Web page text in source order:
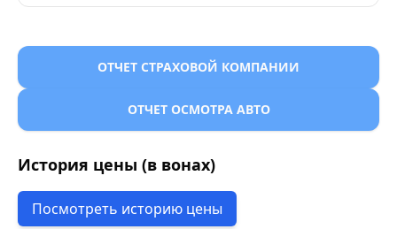
ОТЧЕТ СТРАХОВОЙ КОМПАНИИ
ОТЧЕТ ОСМОТРА АВТО
История цены (в вонах)
Посмотреть историю цены